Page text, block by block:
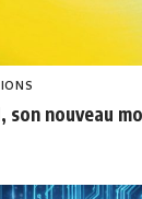
son nouveau